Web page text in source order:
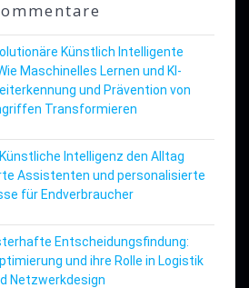
Künstlich Intelligente
Maschinelles Lernen und KI-
und Prävention von
Transformieren
Intelligenz den Alltag
Assistenten und personalisierte
für Endverbraucher
Entscheidungsfindung:
und ihre Rolle in Logistik
Netzwerkdesign